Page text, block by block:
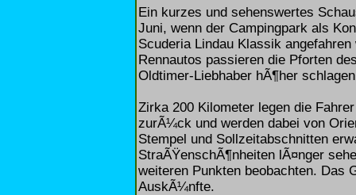
Ein kurzes und sehenswertes
Juni, wenn der Campingpark als
Scuderia Lindau Klassik
Rennautos passieren die Pforten
Oldtimer-Liebhaber hÃ¶her
Zirka 200 Kilometer legen die
zurÃ¼ck und werden dabei von
Stempel und Sollzeitabschnitten
StraÃŸenschÃ¶nheiten lÃ¤nger
weiteren Punkten beobachten. Das
AuskÃ¼nfte.